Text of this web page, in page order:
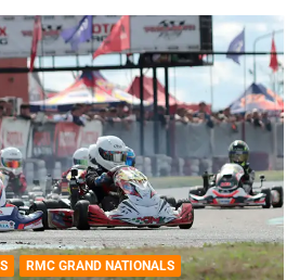
RMC GRAND NATIONALS